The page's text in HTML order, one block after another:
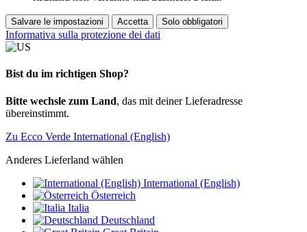
Salvare le impostazioni Accetta Solo obbligatori
Informativa sulla protezione dei dati
Bist du im richtigen Shop?
Bitte wechsle zum Land, das mit deiner Lieferadresse
übereinstimmt.
Zu Ecco Verde International (English)
Anderes Lieferland wählen
International (English)
Österreich
Italia
Deutschland